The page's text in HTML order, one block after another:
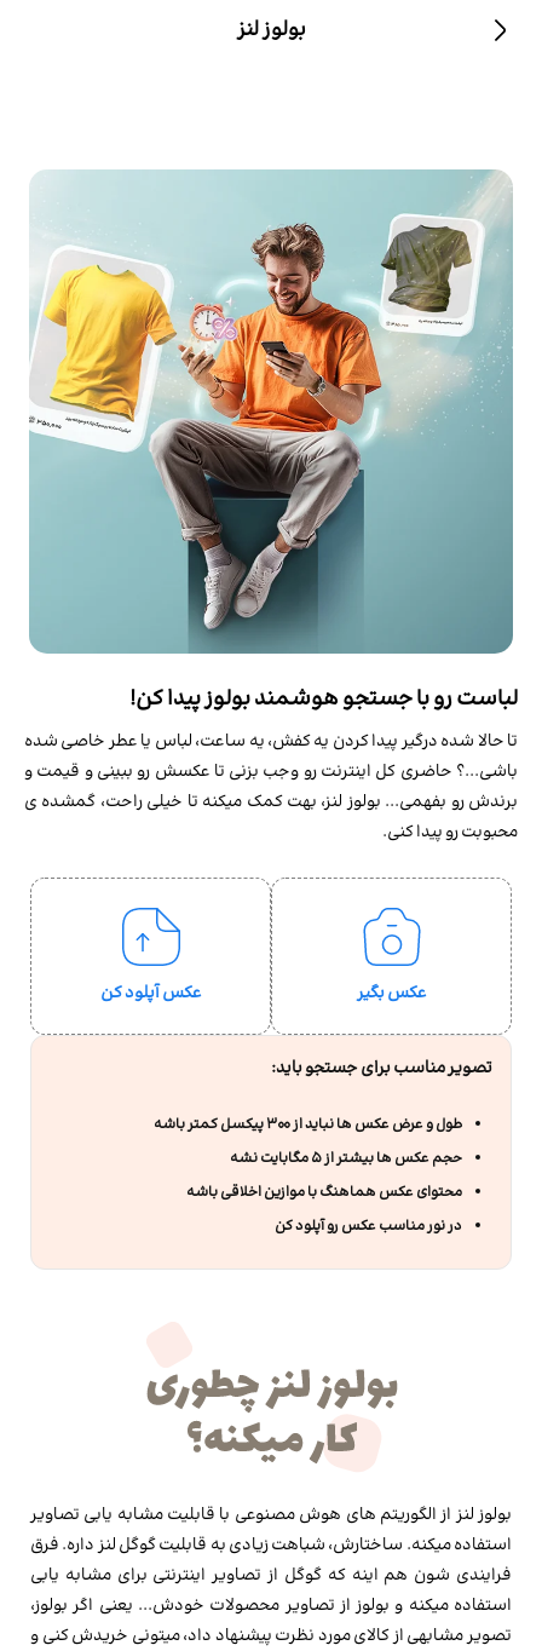
بولوز لنز
لباست رو با جستجو هوشمند بولوز پیدا کن!
تا حالا شده درگیر پیدا کردن یه کفش، یه ساعت، لباس یا عطر خاصی شده
باشی...؟ حاضری کل اینترنت رو وجب بزنی تا عکسش رو ببینی و قیمت و
برندش رو بفهمی... بولوز لنز، بهت کمک میکنه تا خیلی راحت، گمشده ی
محبوبت رو پیدا کنی.
عکس بگیر عکس آپلود کن
تصویر مناسب برای جستجو باید:
طول و عرض عکس ها نباید از 300 پیکسل کمتر باشه
حجم عکس ها بیشتر از 5 مگابایت نشه
محتوای عکس هماهنگ با موازین اخلاقی باشه
در نور مناسب عکس رو آپلود کن
بولوز لنز از الگوریتم های هوش مصنوعی با قابلیت مشابه یابی تصاویر
استفاده میکنه. ساختارش، شباهت زیادی به قابلیت گوگل لنز داره. فرق
فرایندی شون هم اینه که گوگل از تصاویر اینترنتی برای مشابه یابی
استفاده میکنه و بولوز از تصاویر محصولات خودش... یعنی اگر بولوز،
تصویر مشابهی از کالای مورد نظرت پیشنهاد داد، میتونی خریدش کنی و